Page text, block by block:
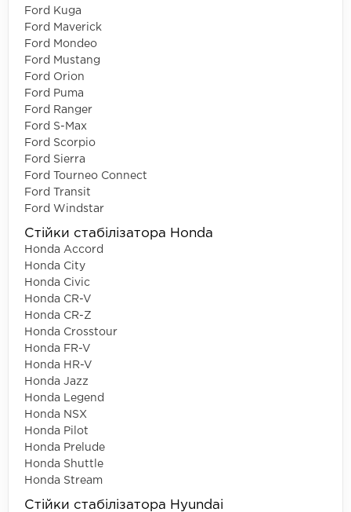
Ford Kuga
Ford Maverick
Ford Mondeo
Ford Mustang
Ford Orion
Ford Puma
Ford Ranger
Ford S-Max
Ford Scorpio
Ford Sierra
Ford Tourneo Connect
Ford Transit
Ford Windstar
Стійки стабілізатора Honda
Honda Accord
Honda City
Honda Civic
Honda CR-V
Honda CR-Z
Honda Crosstour
Honda FR-V
Honda HR-V
Honda Jazz
Honda Legend
Honda NSX
Honda Pilot
Honda Prelude
Honda Shuttle
Honda Stream
Стійки стабілізатора Hyundai